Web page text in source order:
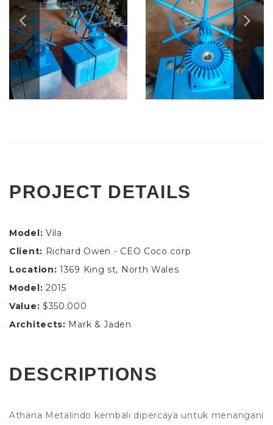
PROJECT DETAILS
Model: Vila
Client: Richard Owen - CEO Coco corp
Location: 1369 King st, North Wales
Model: 2015
Value: $350.000
Architects: Mark & Jaden
DESCRIPTIONS
Athana Metalindo kembali dipercaya untuk menangani